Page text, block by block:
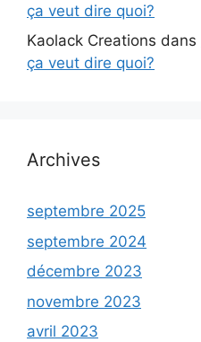
ça veut dire quoi?
Kaolack Creations dans
ça veut dire quoi?
Archives
septembre 2025
septembre 2024
décembre 2023
novembre 2023
avril 2023